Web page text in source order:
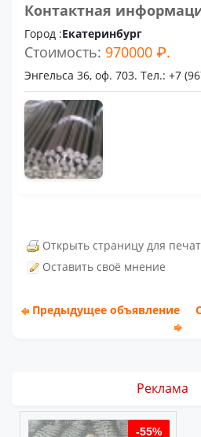
Контактная
Город :Екатеринбург
Стоимость: 970000 ₽.
Энгельса 36, оф. 703. Тел.: +7
Открыть страницу для
Оставить своё мнение
Предыдущее объявление
Реклама
-55%